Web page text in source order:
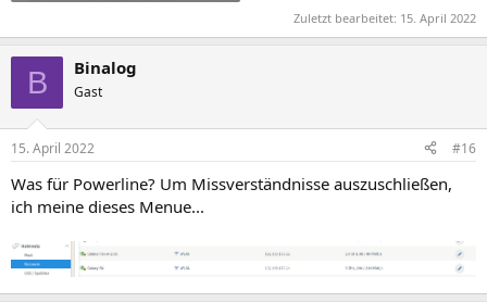
Zuletzt bearbeitet: 15. April 2022
B Binalog
Gast
15. April 2022 #16
Was für Powerline? Um Missverständnisse auszuschließen,
ich meine dieses Menue...